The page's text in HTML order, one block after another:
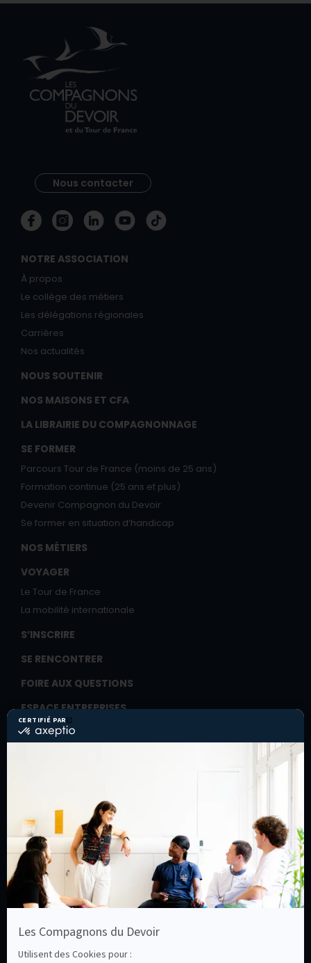
Nous contacter
NOTRE ASSOCIATION
À propos
Le collège des métiers
Les délégations régionales
Carrières
Nos actualités
NOUS SOUTENIR
NOS MAISONS ET CFA
LA LIBRAIRIE DU COMPAGNONNAGE
SE FORMER
Parcours Tour de France (moins de 25 ans)
Formation continue (25 ans et plus)
Devenir Compagnon du Devoir
Se former en situation d’handicap
NOS MÉTIERS
VOYAGER
Le Tour de France
La mobilité internationale
S’INSCRIRE
SE RENCONTRER
FOIRE AUX QUESTIONS
ESPACE ENTREPRISES
Recruter un(e) alternant(e)
Former ses salariés
Entreprendre
Les Assises du compagnonnage
La Ruche
ESPACE PROFESSIONNELS DE L’ORIENTATION
ESPACE PRESSE